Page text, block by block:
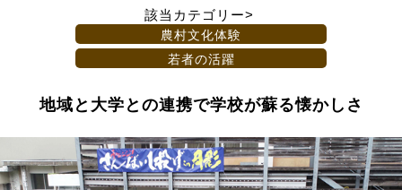
該当カテゴリー>
農村文化体験
若者の活躍
地域と大学との連携で学校が蘇る懐かしさ